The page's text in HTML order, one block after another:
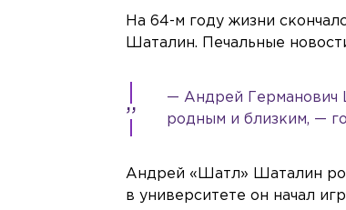
На 64-м году жизни
Шаталин. Печальные
— Андрей Германович
родным и близким, —
Андрей «Шатл» Шаталин
в университете он начал